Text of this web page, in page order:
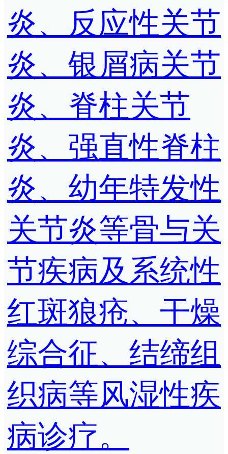
炎、反应性关节
炎、银屑病关节
炎、脊柱关节
炎、强直性脊柱
炎、幼年特发性
关节炎等骨与关
节疾病及系统性
红斑狼疮、干燥
综合征、结缔组
织病等风湿性疾
病诊疗。